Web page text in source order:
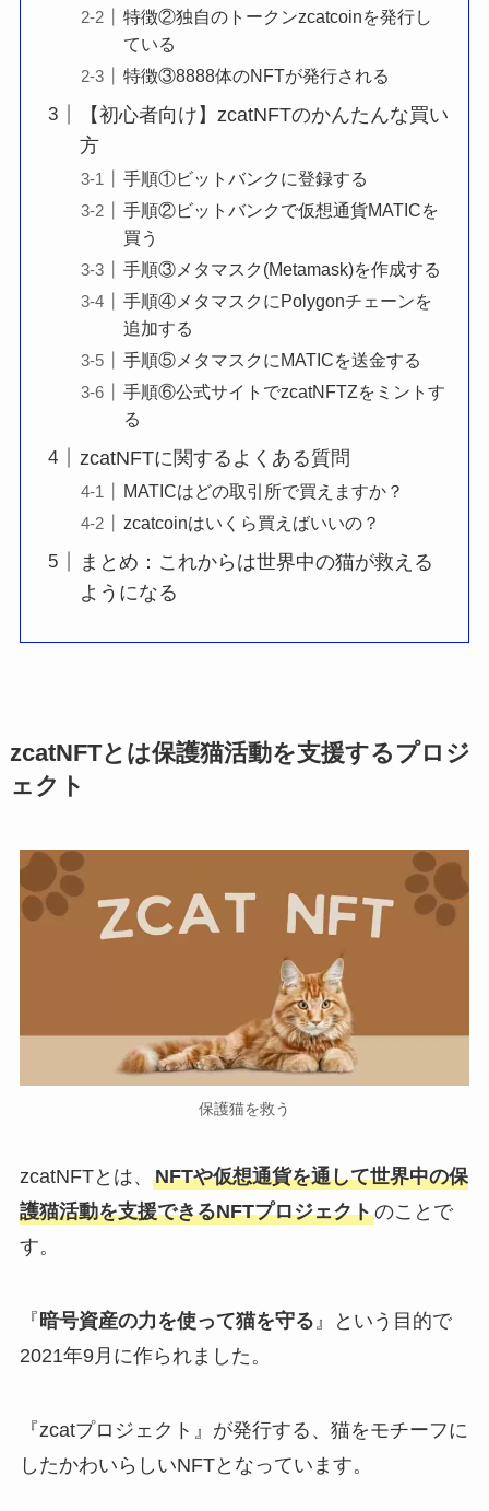
特徴②独自のトークンzcatcoinを発行し
ている
特徴③8888体のNFTが発行される
【初心者向け】zcatNFTのかんたんな買い
方
手順①ビットバンクに登録する
手順②ビットバンクで仮想通貨MATICを
買う
手順③メタマスク(Metamask)を作成する
手順④メタマスクにPolygonチェーンを
追加する
手順⑤メタマスクにMATICを送金する
手順⑥公式サイトでzcatNFTZをミントす
る
zcatNFTに関するよくある質問
MATICはどの取引所で買えますか？
zcatcoinはいくら買えばいいの？
まとめ：これからは世界中の猫が救える
ようになる
zcatNFTとは保護猫活動を支援するプロジ
ェクト
保護猫を救う
zcatNFTとは、 NFTや仮想通貨を通して世界中の保
護猫活動を支援できるNFTプロジェクトのことで
す。
『 暗号資産の力を使って猫を守る 』という目的で
2021年9月に作られました。
『zcatプロジェクト』が発行する、猫をモチーフに
したかわいらしいNFTとなっています。